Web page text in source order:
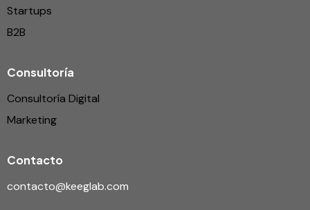
Startups
B2B
Consultoría
Consultoría Digital
Marketing
Contacto
contacto@keeglab.com